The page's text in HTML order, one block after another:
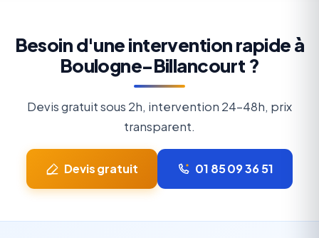
Besoin d'une intervention rapide à
Boulogne-Billancourt ?
Devis gratuit sous 2h, intervention 24-48h, prix
transparent.
Devis gratuit 01 85 09 36 51